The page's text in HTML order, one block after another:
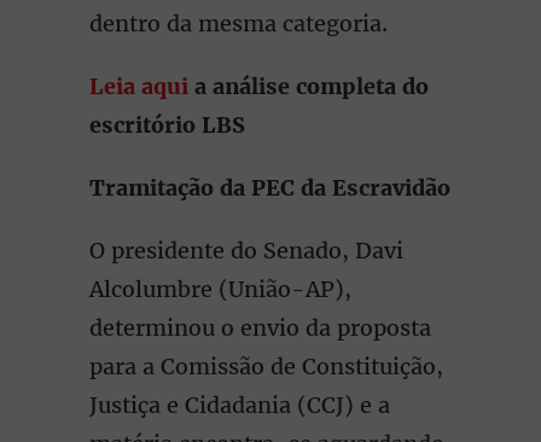
dentro da mesma categoria.
Leia aqui a análise completa do
escritório LBS
Tramitação da PEC da Escravidão
O presidente do Senado, Davi
Alcolumbre (União-AP),
determinou o envio da proposta
para a Comissão de Constituição,
Justiça e Cidadania (CCJ) e a